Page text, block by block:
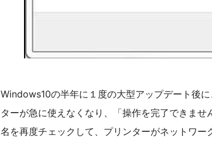
Windows10の半年に１度の大型アップデート後
ターが急に使えなくなり、「操作を完了できま
名を再度チェックして、プリンターがネットワー